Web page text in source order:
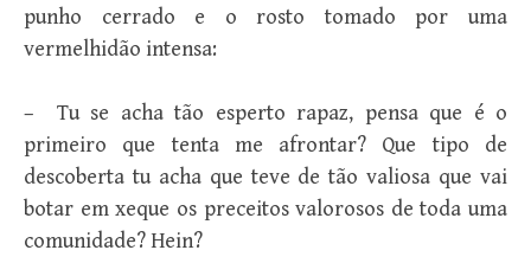
punho cerrado e o rosto tomado por uma
vermelhidão intensa:
– Tu se acha tão esperto rapaz, pensa que é o
primeiro que tenta me afrontar? Que tipo de
descoberta tu acha que teve de tão valiosa que vai
botar em xeque os preceitos valorosos de toda uma
comunidade? Hein?